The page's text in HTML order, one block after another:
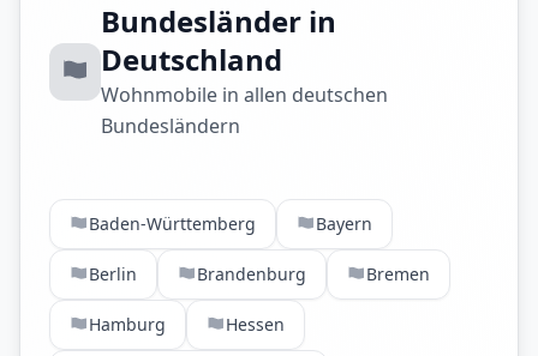
Bundesländer in
Deutschland
Wohnmobile in allen deutschen
Bundesländern
Baden-Württemberg Bayern
Berlin Brandenburg Bremen
Hamburg Hessen